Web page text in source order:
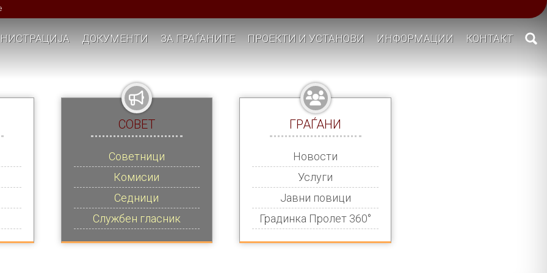
ДОКУМЕНТИ ЗА ГРАЃАНИТЕ ПРОЕКТИ И УСТАНОВИ ИНФОРМАЦИИ КОНТАКТ
СОВЕТ
Советници
Комисии
Седници
Службен гласник
ГРАЃАНИ
Новости
Услуги
Јавни повици
Градинка Пролет 360°